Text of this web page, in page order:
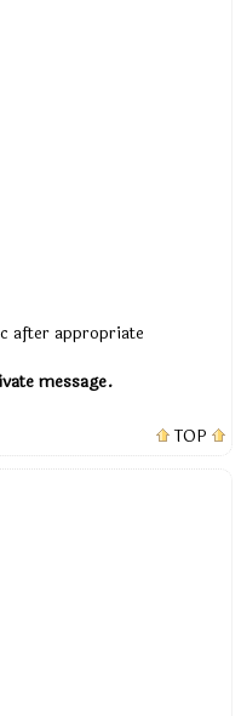
after appropriate
message.
TOP